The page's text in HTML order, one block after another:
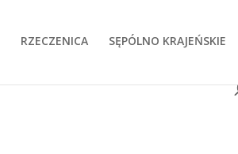
RZECZENICA SĘPÓLNO KRAJEŃSKIE